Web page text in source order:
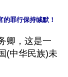
罪行保持缄默！
卿，这是一
(中华民族)未